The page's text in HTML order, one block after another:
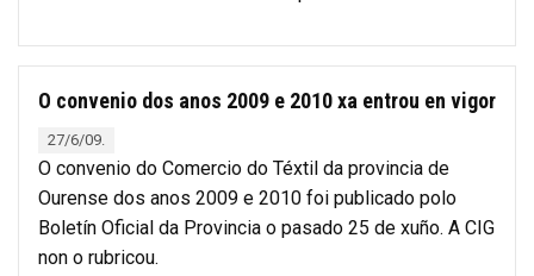
O convenio dos anos 2009 e 2010 xa entrou en vigor
27/6/09.
O convenio do Comercio do Téxtil da provincia de
Ourense dos anos 2009 e 2010 foi publicado polo
Boletín Oficial da Provincia o pasado 25 de xuño. A CIG
non o rubricou.